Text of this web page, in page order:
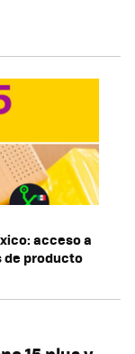
acceso a
de producto